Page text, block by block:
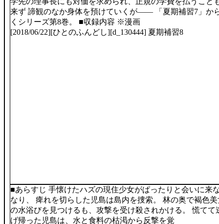
来ず 諦観のなか身体を預けていくが―― 「夏期補習7」か
くシリーズ第8巻。 ■収録内容 ※漫画
[2018/06/22][ひとのふんどし][d_130444] 夏期補習8
■あらすじ 手懐けたハズの現住少女がぱったりと会いに来
なり、 痺れを切らした児島は島内を捜索。 林の奥で褐色美
の水浴びを見つけるも、攻撃を受け殺されかける。 慌てて
げ帰った児島は、水と食料の枯渇から反撃を覚